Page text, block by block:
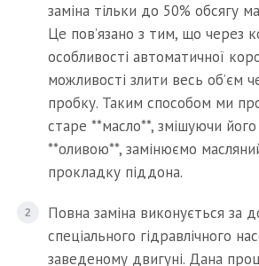
заміна тільки до 50% обсягу
Це пов’язано з тим, що через
особливості автоматичної
можливості злити весь об’єм
пробку. Таким способом ми
старе **масло**, змішуючи
**оливою**, замінюємо
прокладку піддона.
Повна заміна виконується за
спеціального гідравлічного
заведеному двигуні. Дана